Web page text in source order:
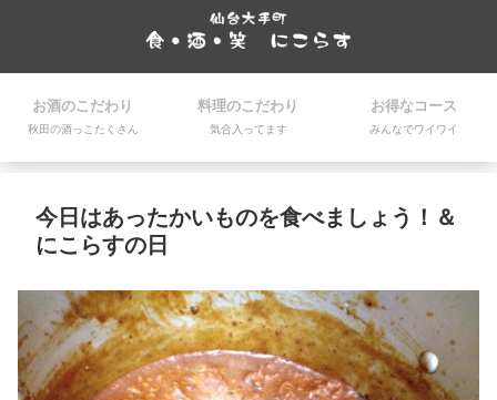
お酒のこだわり
秋田の酒っこたくさん
料理のこだわり
気合入ってます
お得なコース
みんなでワイワイ
今日はあったかいものを食べましょう！＆
にこらすの日